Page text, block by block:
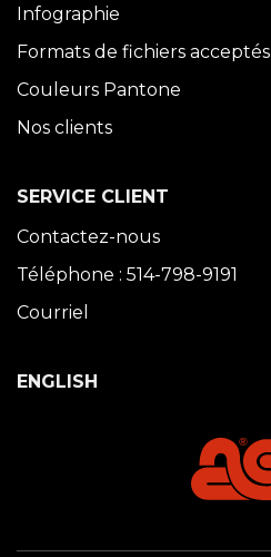
Infographie
Formats de fichiers acceptés
Couleurs Pantone
Nos clients
SERVICE CLIENT
Contactez-nous
Téléphone : 514-798-9191
Courriel
ENGLISH